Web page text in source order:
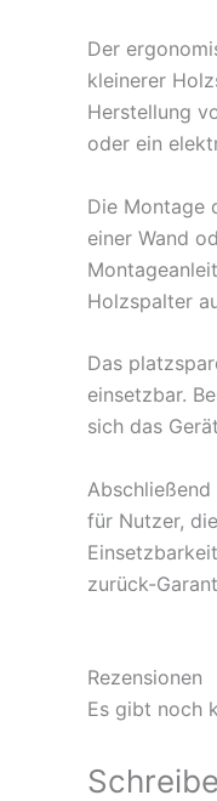
Der
kleinerer
Herstellung
oder ein
Die Montage
einer Wand
Holzspalter
Das
einsetzbar.
sich das
für Nutzer,
zurück-
Rezensionen
Es gibt noch